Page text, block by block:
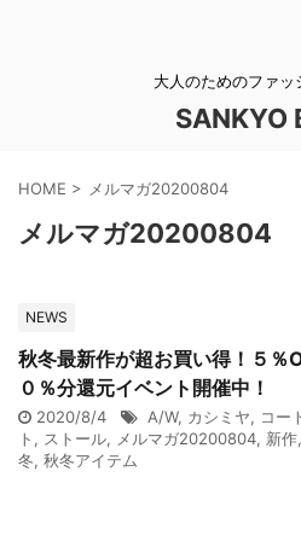
大人のためのファッ
SANKYO
HOME > メルマガ20200804
メルマガ20200804
NEWS
秋冬最新作が超お買い得！５％
０％分還元イベント開催中！
2020/8/4 A/W, カシミヤ, コー
ト , ストール, メルマガ20200804, 新作,
冬, 秋冬アイテム